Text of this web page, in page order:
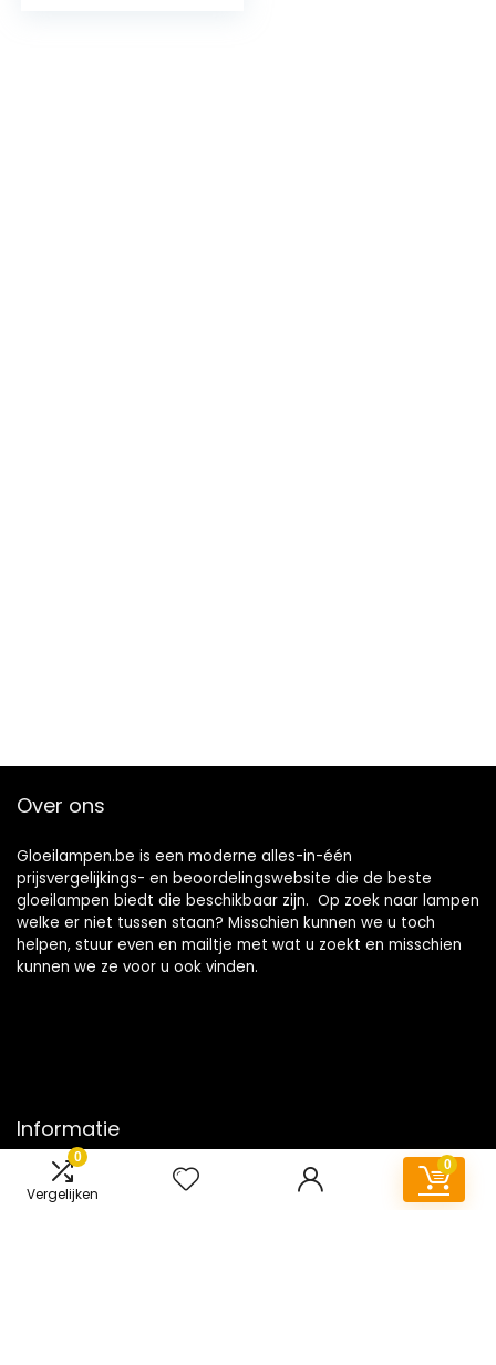
0
Vergelijken
0
Over ons
Gloeilampen.be is een moderne alles-in-één
prijsvergelijkings- en beoordelingswebsite die de beste
gloeilampen biedt die beschikbaar zijn. Op zoek naar lampen
welke er niet tussen staan? Misschien kunnen we u toch
helpen, stuur even en mailtje met wat u zoekt en misschien
kunnen we ze voor u ook vinden.
Informatie
Contact